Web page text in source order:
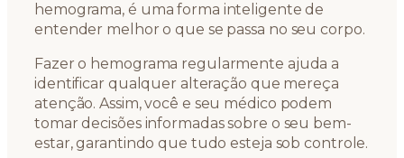
hemograma, é uma forma inteligente de
entender melhor o que se passa no seu corpo.
Fazer o hemograma regularmente ajuda a
identificar qualquer alteração que mereça
atenção. Assim, você e seu médico podem
tomar decisões informadas sobre o seu bem-
estar, garantindo que tudo esteja sob controle.